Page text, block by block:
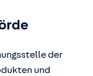
der
und